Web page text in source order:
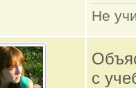
Не
с